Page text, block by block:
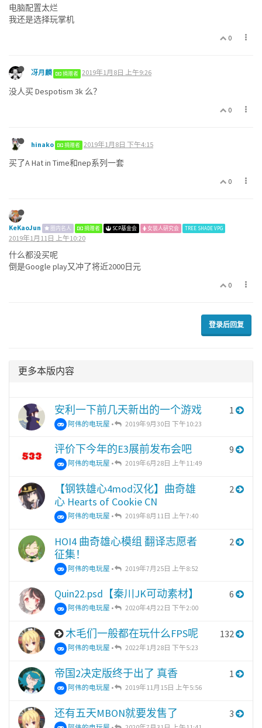
电脑配置太烂
我还是选择玩掌机
0
冴月麟 捐赠者 2019年1月8日 上午9:26
没人买 Despotism 3k 么？
0
hinako 捐赠者 2019年1月8日 下午4:15
买了A Hat in Time和nep系列一套
0
KeKaoJun 圈内名人 捐赠者 SCP基金会 女装人研究会 TREE SHADE VPG
2019年1月11日 上午10:20
什么都没买呢
倒是Google play又冲了将近2000日元
0
登录后回复
更多本版内容
安利一下前几天新出的一个游戏
阿伟的电玩屋 • 2019年9月30日 下午10:23
1
评价下今年的E3展前发布会吧
阿伟的电玩屋 • 2019年6月28日 上午11:49
9
【钢铁雄心4mod汉化】曲奇雄
心 Hearts of Cookie CN
阿伟的电玩屋 • 2019年8月11日 上午7:40
2
HOI4 曲奇雄心模组 翻译志愿者
征集！
阿伟的电玩屋 • 2019年7月25日 上午8:52
2
Quin22.psd【秦川JK可动素材】
阿伟的电玩屋 • 2020年4月22日 下午2:00
6
木毛们一般都在玩什么FPS呢
阿伟的电玩屋 • 2022年1月28日 下午5:23
132
帝国2决定版终于出了 真香
阿伟的电玩屋 • 2019年11月15日 上午5:56
1
还有五天MBON就要发售了 3